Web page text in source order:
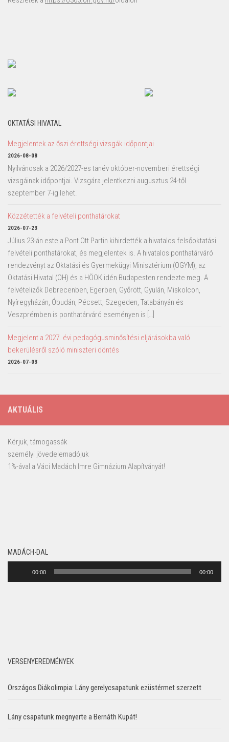
OKTATÁSI HIVATAL
Megjelentek az őszi érettségi vizsgák időpontjai
2026-08-08
Nyilvánosak a 2026/2027-es tanév október-novemberi érettségi
vizsgáinak időpontjai. Vizsgára jelentkezni augusztus 24-től
szeptember 7-ig lehet.
Közzétették a felvételi ponthatárokat
2026-07-23
Július 23-án este a Pont Ott Partin kihirdették a hivatalos felsőoktatási
felvételi ponthatárokat, és megjelentek is. A hivatalos ponthatárváró
rendezvényt az Oktatási és Gyermekügyi Minisztérium (OGYM), az
Oktatási Hivatal (OH) és a HÖOK idén Budapesten rendezte meg. A
felvételizők Debrecenben, Egerben, Győrött, Gyulán, Miskolcon,
Nyíregyházán, Óbudán, Pécsett, Szegeden, Tatabányán és
Veszprémben is ponthatárváró eseményen is […]
Megjelent a 2027. évi pedagógusminősítési eljárásokba való
bekerülésről szóló miniszteri döntés
2026-07-03
AKTUÁLIS
Kérjük, támogassák
személyi jövedelemadójuk
1%-ával a Váci Madách Imre Gimnázium Alapítványát!
MADÁCH-DAL
00:00 00:00
VERSENYEREDMÉNYEK
Országos Diákolimpia: Lány gerelycsapatunk ezüstérmet szerzett
Lány csapatunk megnyerte a Bernáth Kupát!